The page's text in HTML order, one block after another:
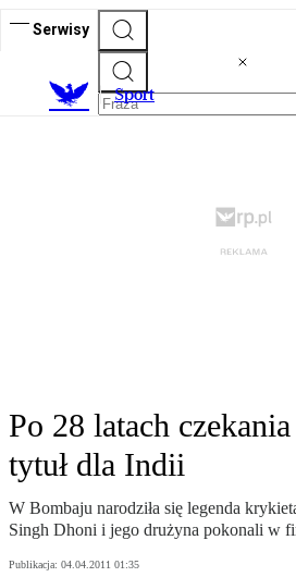
Serwisy
Sport
Po 28 latach
tytuł dla Indii
W Bombaju narodziła się legenda
Singh Dhoni i jego drużyna pokonali w
Publikacja: 04.04.2011 01:35